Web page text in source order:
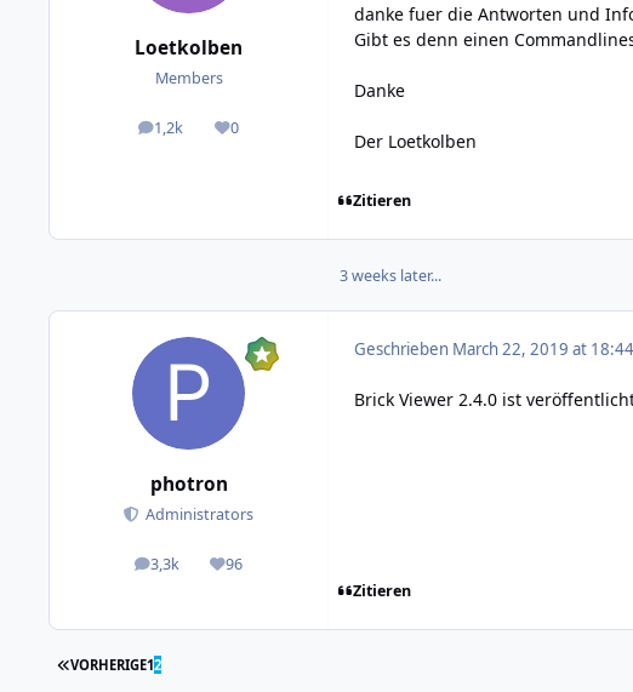
Loetkolben
Members
1,2k
posts 0
Reputation
danke fuer die Antworten und
Gibt es denn einen
Danke
Der Loetkolben
Zitieren
3 weeks later...
photron
Administrators
3,3k
posts 96
Reputation
Geschrieben March 22, 2019 at 18:44
Brick Viewer 2.4.0 ist
Zitieren
ERSTE SEITE
VORHERIGE12